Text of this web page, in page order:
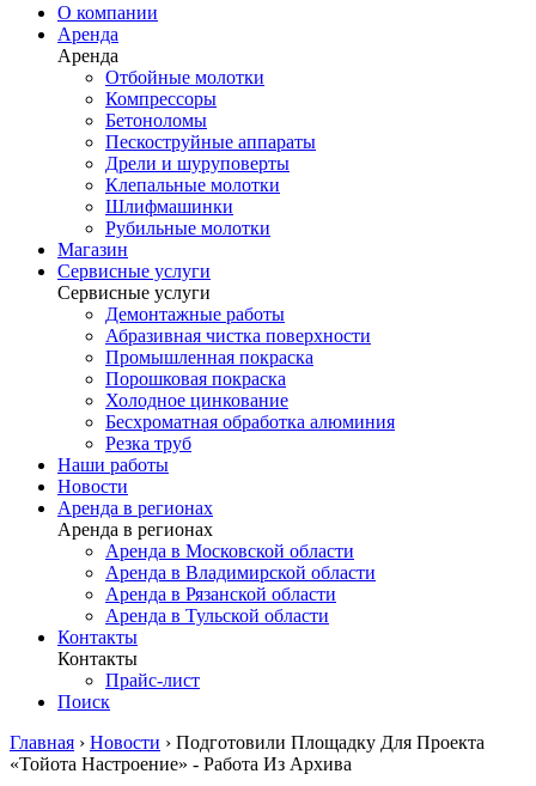
О компании
Аренда
Аренда
Отбойные молотки
Компрессоры
Бетоноломы
Пескоструйные аппараты
Дрели и шуруповерты
Клепальные молотки
Шлифмашинки
Рубильные молотки
Магазин
Сервисные услуги
Сервисные услуги
Демонтажные работы
Абразивная чистка поверхности
Промышленная покраска
Порошковая покраска
Холодное цинкование
Бесхроматная обработка алюминия
Резка труб
Наши работы
Новости
Аренда в регионах
Аренда в регионах
Аренда в Московской области
Аренда в Владимирской области
Аренда в Рязанской области
Аренда в Тульской области
Контакты
Контакты
Прайс-лист
Поиск
Главная › Новости › Подготовили Площадку Для Проекта
«Тойота Настроение» - Работа Из Архива